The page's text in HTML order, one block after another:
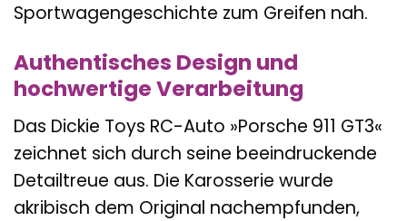
Sportwagengeschichte zum Greifen nah.
Authentisches Design und
hochwertige Verarbeitung
Das Dickie Toys RC-Auto »Porsche 911 GT3«
zeichnet sich durch seine beeindruckende
Detailtreue aus. Die Karosserie wurde
akribisch dem Original nachempfunden,